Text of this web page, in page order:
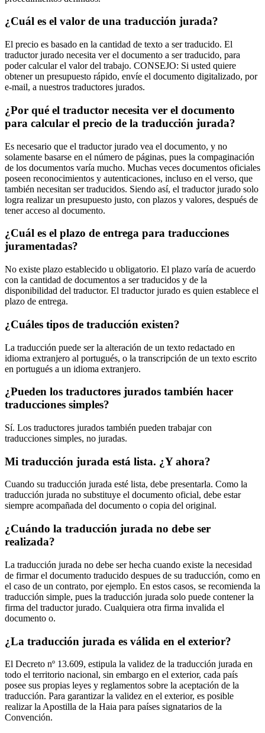
¿Cuál es el valor de una traducción jurada?
El precio es basado en la cantidad de texto a ser traducido. El
traductor jurado necesita ver el documento a ser traducido, para
poder calcular el valor del trabajo. CONSEJO: Si usted quiere
obtener un presupuesto rápido, envíe el documento digitalizado, por
e-mail, a nuestros traductores jurados.
¿Por qué el traductor necesita ver el documento
para calcular el precio de la traducción jurada?
Es necesario que el traductor jurado vea el documento, y no
solamente basarse en el número de páginas, pues la compaginación
de los documentos varía mucho. Muchas veces documentos oficiales
poseen reconocimientos y autenticaciones, incluso en el verso, que
también necesitan ser traducidos. Siendo así, el traductor jurado solo
logra realizar un presupuesto justo, con plazos y valores, después de
tener acceso al documento.
¿Cuál es el plazo de entrega para traducciones
juramentadas?
No existe plazo establecido u obligatorio. El plazo varía de acuerdo
con la cantidad de documentos a ser traducidos y de la
disponibilidad del traductor. El traductor jurado es quien establece el
plazo de entrega.
¿Cuáles tipos de traducción existen?
La traducción puede ser la alteración de un texto redactado en
idioma extranjero al portugués, o la transcripción de un texto escrito
en portugués a un idioma extranjero.
¿Pueden los traductores jurados también hacer
traducciones simples?
Sí. Los traductores jurados también pueden trabajar con
traducciones simples, no juradas.
Mi traducción jurada está lista. ¿Y ahora?
Cuando su traducción jurada esté lista, debe presentarla. Como la
traducción jurada no substituye el documento oficial, debe estar
siempre acompañada del documento o copia del original.
¿Cuándo la traducción jurada no debe ser
realizada?
La traducción jurada no debe ser hecha cuando existe la necesidad
de firmar el documento traducido despues de su traducción, como en
el caso de un contrato, por ejemplo. En estos casos, se recomienda la
traducción simple, pues la traducción jurada solo puede contener la
firma del traductor jurado. Cualquiera otra firma invalida el
documento o.
¿La traducción jurada es válida en el exterior?
El Decreto nº 13.609, estipula la validez de la traducción jurada en
todo el territorio nacional, sin embargo en el exterior, cada país
posee sus propias leyes y reglamentos sobre la aceptación de la
traducción. Para garantizar la validez en el exterior, es posible
realizar la Apostilla de la Haia para países signatarios de la
Convención.